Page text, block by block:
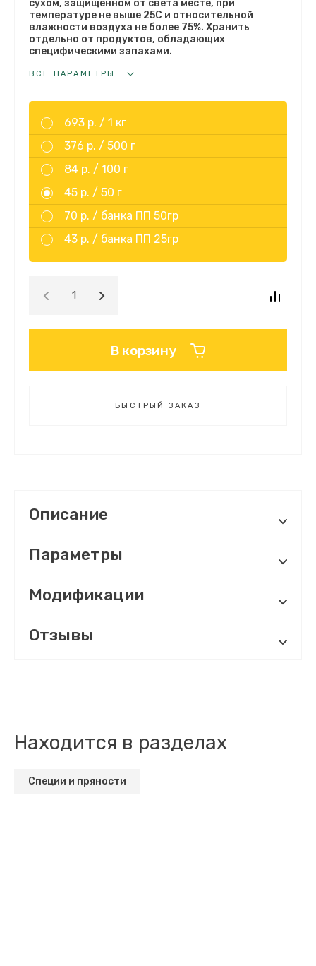
сухом, защищенном от света месте, при
температуре не выше 25С и относительной
влажности воздуха не более 75%. Хранить
отдельно от продуктов, обладающих
специфическими запахами.
ВСЕ ПАРАМЕТРЫ
376 р. / 500 г
693 р. / 1 кг
84 р. / 100 г
45 р. / 50 г
70 р. / банка ПП 50гр
43 р. / банка ПП 25гр
В корзину
БЫСТРЫЙ ЗАКАЗ
Описание
Параметры
Модификации
Отзывы
Находится в разделах
Специи и пряности